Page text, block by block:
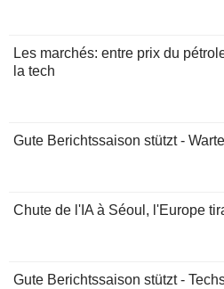
Les marchés: entre prix du
la tech
Gute Berichtssaison stützt -
Chute de l'IA à Séoul, l'Europe
Gute Berichtssaison stützt -